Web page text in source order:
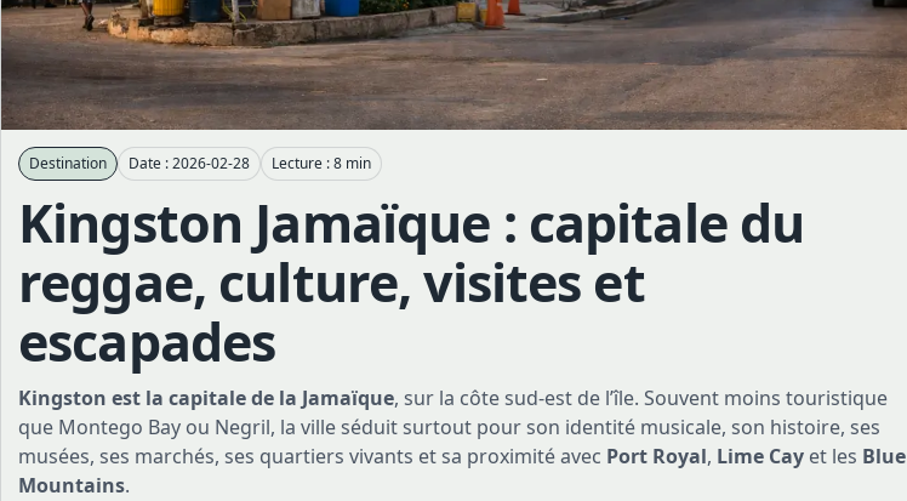
Destination Date : 2026-02-28 Lecture : 8 min
Kingston Jamaïque : capitale du
reggae, culture, visites et
escapades
Kingston est la capitale de la Jamaïque, sur la côte sud-est de l’île. Souvent moins touristique
que Montego Bay ou Negril, la ville séduit surtout pour son identité musicale, son histoire, ses
musées, ses marchés, ses quartiers vivants et sa proximité avec Port Royal, Lime Cay et les Blue
Mountains.